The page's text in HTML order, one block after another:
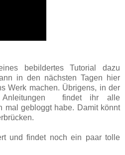
bebildertes Tutorial dazu
in den nächsten Tagen hier
Werk machen. Übrigens, in der
Anleitungen findet ihr alle
mal gebloggt habe. Damit könnt
und findet noch ein paar tolle